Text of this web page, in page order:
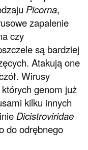
Picorna,
zapalenie
czy
są bardziej
Atakują one
Wirusy
których genom już
kilku innych
Dicistroviridae
do odrębnego